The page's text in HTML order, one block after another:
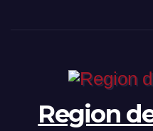
Region